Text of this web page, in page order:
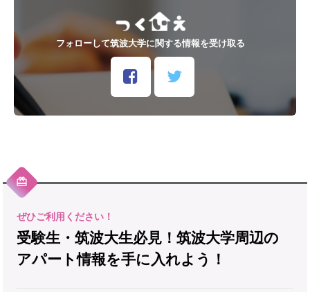
フォローして筑波大学に関する情報を受け取る
受験生・筑波大生必見！筑波大学周辺の
アパート情報を手に入れよう！